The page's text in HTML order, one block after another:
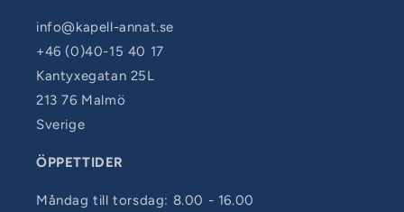
info@kapell-annat.se
+46 (0)40-15 40 17
Kantyxegatan 25L
213 76 Malmö
Sverige
ÖPPETTIDER
Måndag till torsdag: 8.00 - 16.00